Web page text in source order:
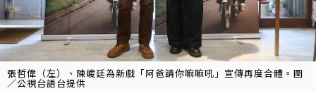
張哲偉（左）、陳峻廷為新戲「阿爸請你嘛嘛吼」宣傳再度合體。圖
／公視台語台提供